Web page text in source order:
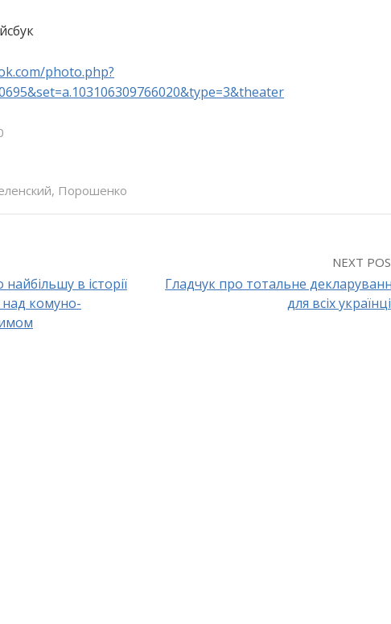
photo.php?
, Порошенко
в історії
комуно-
NEXT
Гладчук про тотальне
для всіх